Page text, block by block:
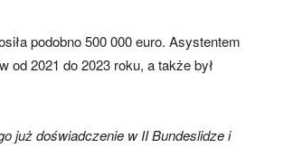
podobno 500 000 euro. Asystentem
od 2021 do 2023 roku, a także był
już doświadczenie w II Bundeslidze i